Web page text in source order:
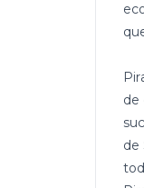
de
de